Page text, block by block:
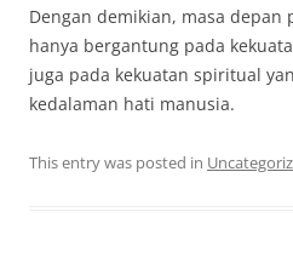
Dengan demikian, masa
hanya bergantung pada
juga pada kekuatan spiritual
kedalaman hati manusia.
This entry was posted in